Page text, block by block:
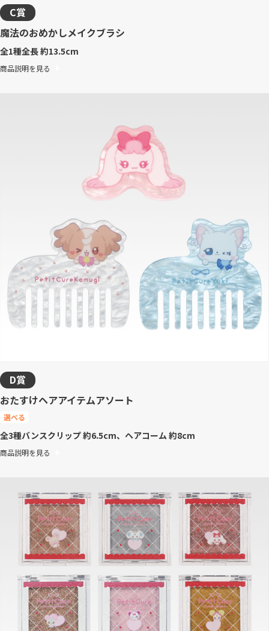
C賞
魔法のおめかしメイクブラシ
全1種全長 約13.5cm
商品説明を見る
D賞
おたすけヘアアイテムアソート
選べる
全3種バンスクリップ 約6.5cm、ヘアコーム 約8cm
商品説明を見る